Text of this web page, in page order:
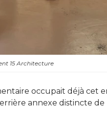
15 Architecture
occupait déjà cet
annexe distincte